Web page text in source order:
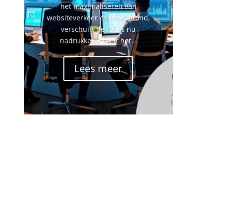
het maximaliseren van
websiteverkeer centraal stond,
verschuift de focus nu
nadrukkelijk naar het...
Lees meer